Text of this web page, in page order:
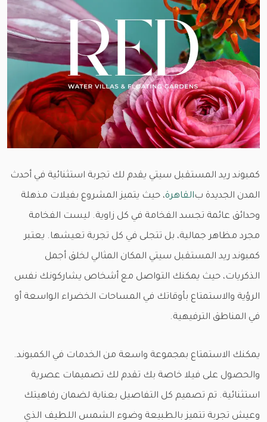
كمبوند ريد المستقبل سيتي يقدم لك تجربة استثنائية في أحدث
المدن الجديدة بالقاهرة، حيث يتميز المشروع بفيلات مذهلة
وحدائق عائمة تجسد الفخامة في كل زاوية. ليست الفخامة
مجرد مظاهر جمالية، بل تتجلى في كل تجربة تعيشها. يعتبر
كمبوند ريد المستقبل سيتي المكان المثالي لخلق أجمل
الذكريات، حيث يمكنك التواصل مع أشخاص يشاركونك نفس
الرؤية والاستمتاع بأوقاتك في المساحات الخضراء الواسعة أو
في المناطق الترفيهية.
يمكنك الاستمتاع بمجموعة واسعة من الخدمات في الكمبوند.
والحصول على فيلا خاصة بك تقدم لك تصميمات عصرية
استثنائية. تم تصميم كل التفاصيل بعناية لضمان رفاهيتك
وعيش تجربة تتميز بالطبيعة وضوء الشمس اللطيف الذي